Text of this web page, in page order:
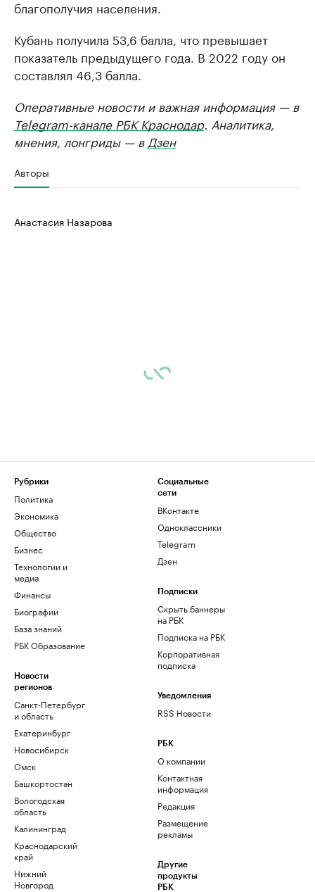
благополучия населения.
Кубань получила 53,6 балла, что превышает
показатель предыдущего года. В 2022 году он
составлял 46,3 балла.
Оперативные новости и важная информация — в
Telegram-канале РБК Краснодар. Аналитика,
мнения, лонгриды — в Дзен
Авторы
Анастасия Назарова
Рубрики
Политика
Экономика
Общество
Бизнес
Технологии и
медиа
Финансы
Биографии
База знаний
РБК Образование
Новости
регионов
Санкт-Петербург
и область
Екатеринбург
Новосибирск
Омск
Башкортостан
Вологодская
область
Калининград
Краснодарский
край
Нижний
Новгород
Социальные
сети
ВКонтакте
Одноклассники
Telegram
Дзен
Подписки
Скрыть баннеры
на РБК
Подписка на РБК
Корпоративная
подписка
Уведомления
RSS Новости
РБК
О компании
Контактная
информация
Редакция
Размещение
рекламы
Другие
продукты
РБК